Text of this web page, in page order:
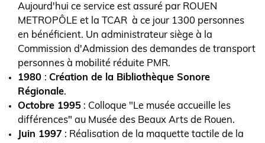
Aujourd'hui ce service est assuré par ROUEN
METROPÔLE et la TCAR à ce jour 1300 personnes
en bénéficient. Un administrateur siège à la
Commission d'Admission des demandes de transport
personnes à mobilité réduite PMR.
1980 : Création de la Bibliothèque Sonore
Régionale.
Octobre 1995 : Colloque "Le musée accueille les
différences" au Musée des Beaux Arts de Rouen.
Juin 1997 : Réalisation de la maquette tactile de la